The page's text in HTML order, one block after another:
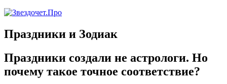
Праздники и Зодиак
Праздники создали не астрологи. Но
почему такое точное соответствие?